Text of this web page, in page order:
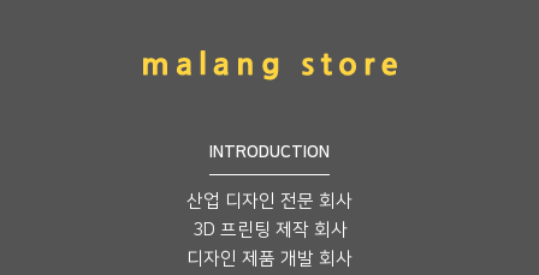
INTRODUCTION
산업 디자인 전문 회사
3D 프린팅 제작 회사
디자인 제품 개발 회사